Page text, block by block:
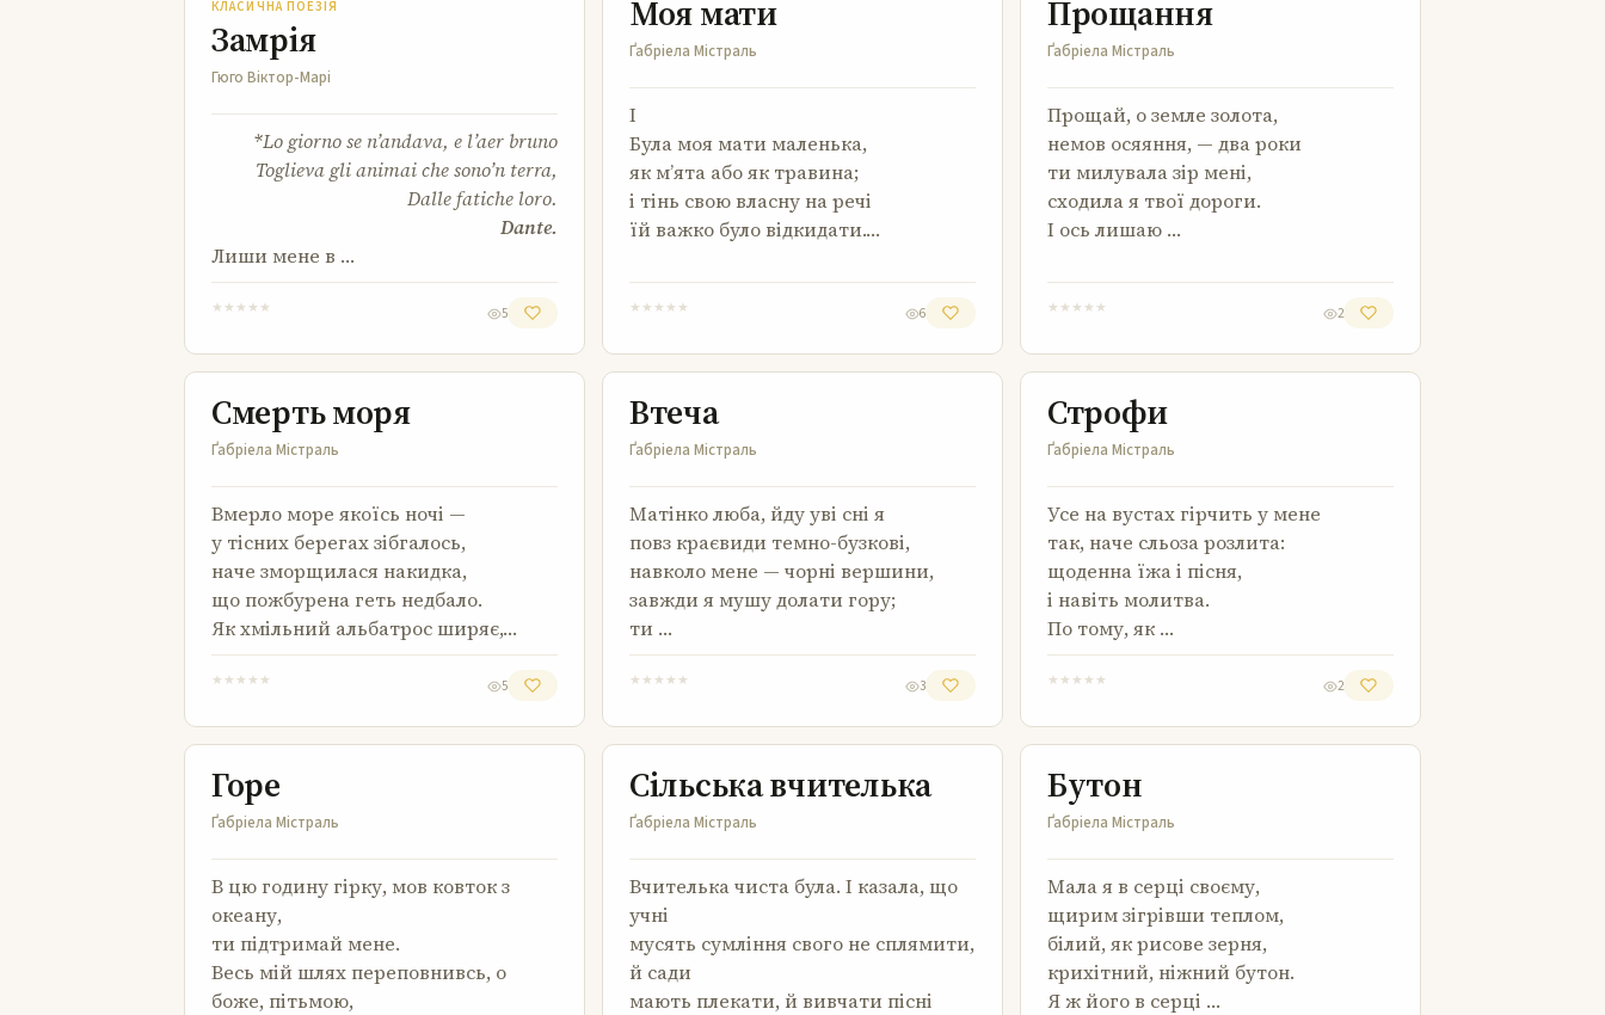
КЛАСИЧНА ПОЕЗІЯ
Замрія
Гюго Віктор-Марі
*Lo giorno se n’andava, e l’aer bruno
Toglieva gli animai che sono’n terra,
Dalle fatiche loro.
Dante.
Лиши мене в …
★ ★ ★ ★ ★ 5
Моя мати
Ґабріела Містраль
I
Була моя мати маленька,
як м’ята або як травина;
і тінь свою власну на речі
їй важко було відкидати.…
★ ★ ★ ★ ★ 6
Прощання
Ґабріела Містраль
Прощай, о земле золота,
немов осяяння, — два роки
ти милувала зір мені,
сходила я твої дороги.
І ось лишаю …
★ ★ ★ ★ ★ 2
Смерть моря
Смерть моря
Ґабріела Містраль
Вмерло море якоїсь ночі —
у тісних берегах зібгалось,
наче зморщилася накидка,
що пожбурена геть недбало.
Як хмільний альбатрос ширяє,…
★ ★ ★ ★ ★ 5
Втеча
Втеча
Ґабріела Містраль
Матінко люба, йду уві сні я
повз краєвиди темно-бузкові,
навколо мене — чорні вершини,
завжди я мушу долати гору;
ти …
★ ★ ★ ★ ★ 3
Строфи
Строфи
Ґабріела Містраль
Усе на вустах гірчить у мене
так, наче сльоза розлита:
щоденна їжа і пісня,
і навіть молитва.
По тому, як …
★ ★ ★ ★ ★ 2
Горе
Горе
Ґабріела Містраль
В цю годину гірку, мов ковток з
океану,
ти підтримай мене.
Весь мій шлях переповнивсь, о
боже, пітьмою,
Сільська вчителька
Сільська вчителька
Ґабріела Містраль
Вчителька чиста була. І казала, що
учні
мусять сумління свого не сплямити,
й сади
мають плекати, й вивчати пісні
Бутон
Бутон
Ґабріела Містраль
Мала я в серці своєму,
щирим зігрівши теплом,
білий, як рисове зерня,
крихітний, ніжний бутон.
Я ж його в серці …